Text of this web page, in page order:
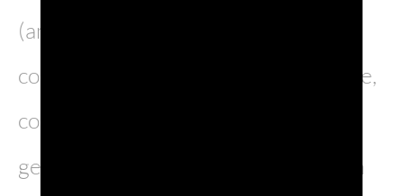
(ambientale, sociale, economico)
costante e preferibilmente crescente,
con la prospettiva di lasciare alle
generazioni future una
qualità della